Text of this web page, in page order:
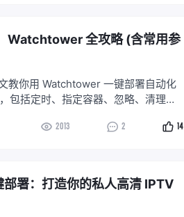
Watchtower 全攻略 (含常用参
教你用 Watchtower 一键部署自动化
包括定时、指定容器、忽略、清理
2013 2 14
署：打造你的私人高清 IPTV